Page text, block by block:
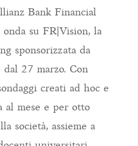
Bank Financial
su FR|Vision, la
sponsorizzata da
27 marzo. Con
creati ad hoc e
al mese e per otto
società, assieme a